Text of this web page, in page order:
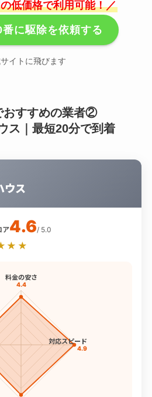
低価格で利用可能！／
に駆除を依頼する
イトに飛びます
おすすめの業者②
ス｜最短20分で到着
ウス
ア4.6/ 5.0
料金の安さ
4.4
対応スピード
4.9